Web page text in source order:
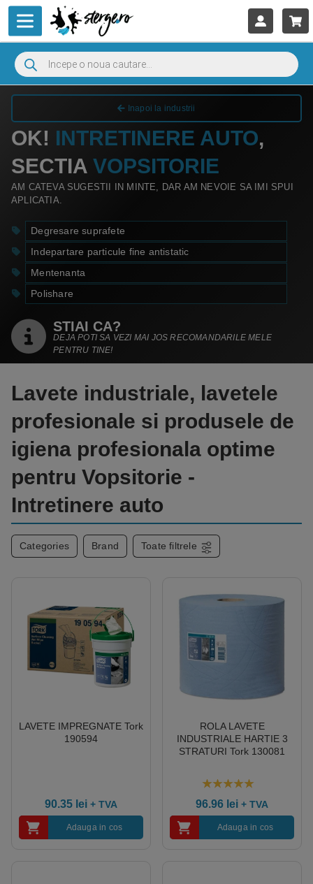
Inapoi la industrii
OK! INTRETINERE AUTO,
SECTIA VOPSITORIE
AM CATEVA SUGESTII IN MINTE, DAR AM NEVOIE SA IMI SPUI
APLICATIA.
Degresare suprafete
Indepartare particule fine antistatic
Mentenanta
Polishare
STIAI CA?
DEJA POTI SA VEZI MAI JOS RECOMANDARILE MELE
PENTRU TINE!
Lavete industriale, lavetele
profesionale si produsele de
igiena profesionala optime
pentru Vopsitorie -
Intretinere auto
Categories Brand Toate filtrele
LAVETE IMPREGNATE Tork
190594
90.35 lei + TVA
Adauga in cos
ROLA LAVETE
INDUSTRIALE HARTIE 3
STRATURI Tork 130081
96.96 lei + TVA
Adauga in cos